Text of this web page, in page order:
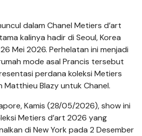
dalam Chanel Metiers d’art
kalinya hadir di Seoul, Korea
Mei 2026. Perhelatan ini menjadi
mode asal Prancis tersebut
perdana koleksi Metiers
Matthieu Blazy untuk Chanel.
Kamis (28/05/2026), show ini
Metiers d’art 2026 yang
di New York pada 2 Desember